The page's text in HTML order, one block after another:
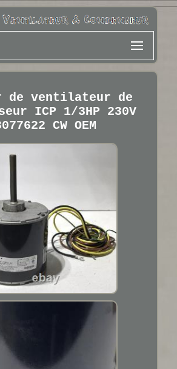
de ventilateur de
ICP 1/3HP 230V
CW OEM